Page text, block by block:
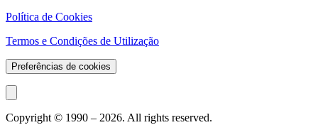
Política de Cookies
Termos e Condições de Utilização
Preferências de cookies
Copyright © 1990 – 2026. All rights reserved.